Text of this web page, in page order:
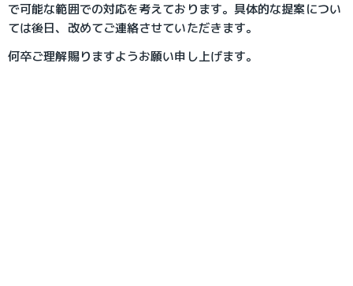
で可能な範囲での対応を考えております。具体的な提案につい
ては後日、改めてご連絡させていただきます。
何卒ご理解賜りますようお願い申し上げます。